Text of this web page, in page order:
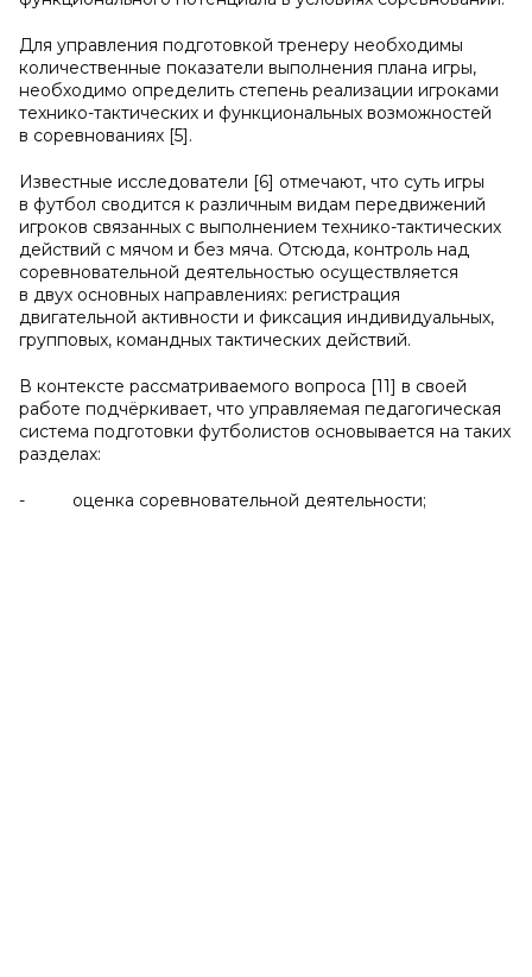
Для управления подготовкой тренеру необходимы
количественные показатели выполнения плана игры,
необходимо определить степень реализации игроками
технико-тактических и функциональных возможностей
в соревнованиях [5].
Известные исследователи [6] отмечают, что суть игры
в футбол сводится к различным видам передвижений
игроков связанных с выполнением технико-тактических
действий с мячом и без мяча. Отсюда, контроль над
соревновательной деятельностью осуществляется
в двух основных направлениях: регистрация
двигательной активности и фиксация индивидуальных,
групповых, командных тактических действий.
В контексте рассматриваемого вопроса [11] в своей
работе подчёркивает, что управляемая педагогическая
система подготовки футболистов основывается на таких
разделах:
- оценка соревновательной деятельности;